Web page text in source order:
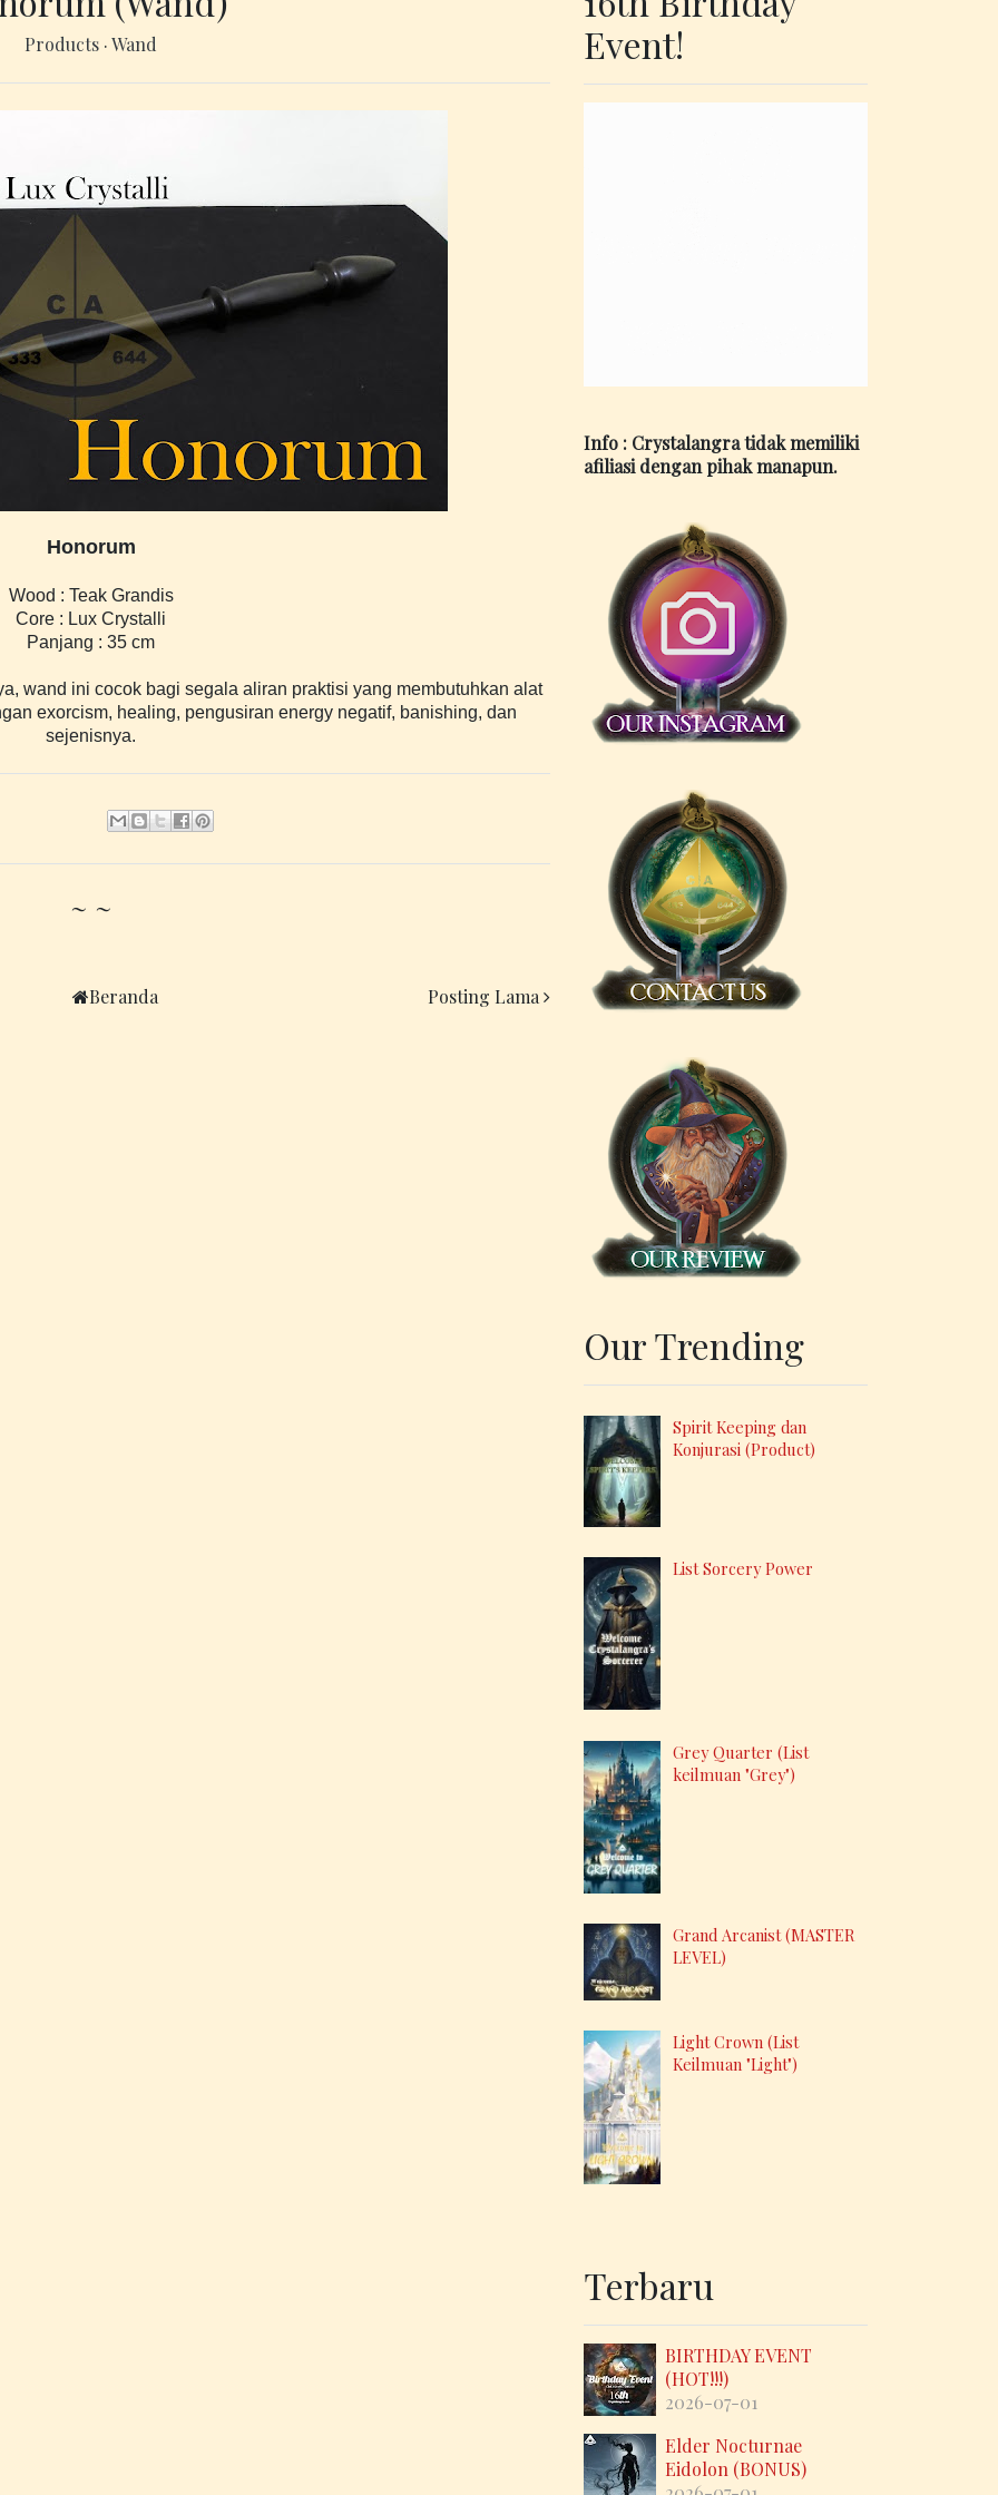
Products ·Wand
Honorum
Wood : Teak Grandis
Core : Lux Crystalli
Panjang : 35 cm
wand ini cocok bagi segala aliran praktisi yang membutuhkan alat
exorcism, healing, pengusiran energy negatif, banishing, dan
sejenisnya.
~ ~
Posting Lama
Beranda
Event!
Info : Crystalangra tidak memiliki
afiliasi dengan pihak manapun.
Our Trending
Spirit Keeping dan
Konjurasi (Product)
List Sorcery Power
Grey Quarter (List
keilmuan "Grey")
Grand Arcanist (MASTER
LEVEL)
Light Crown (List
Keilmuan "Light")
Terbaru
BIRTHDAY EVENT
(HOT!!!)
2026-07-01
Elder Nocturnae
Eidolon (BONUS)